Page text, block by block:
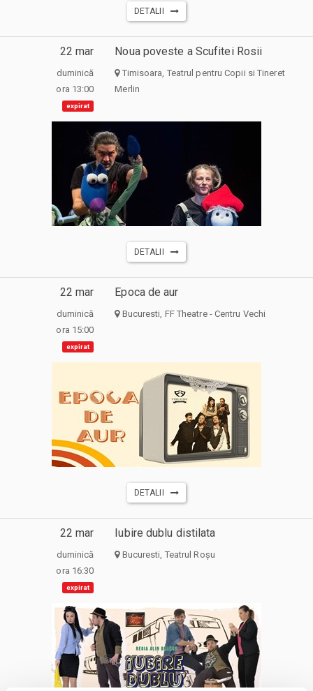
DETALII
22 mar
duminică
ora 13:00
expirat
Noua poveste a Scufitei Rosii
Timisoara, Teatrul pentru Copii si Tineret
Merlin
DETALII
22 mar
duminică
ora 15:00
expirat
Epoca de aur
Bucuresti, FF Theatre - Centru Vechi
DETALII
22 mar
duminică
ora 16:30
expirat
Iubire dublu distilata
Bucuresti, Teatrul Roșu